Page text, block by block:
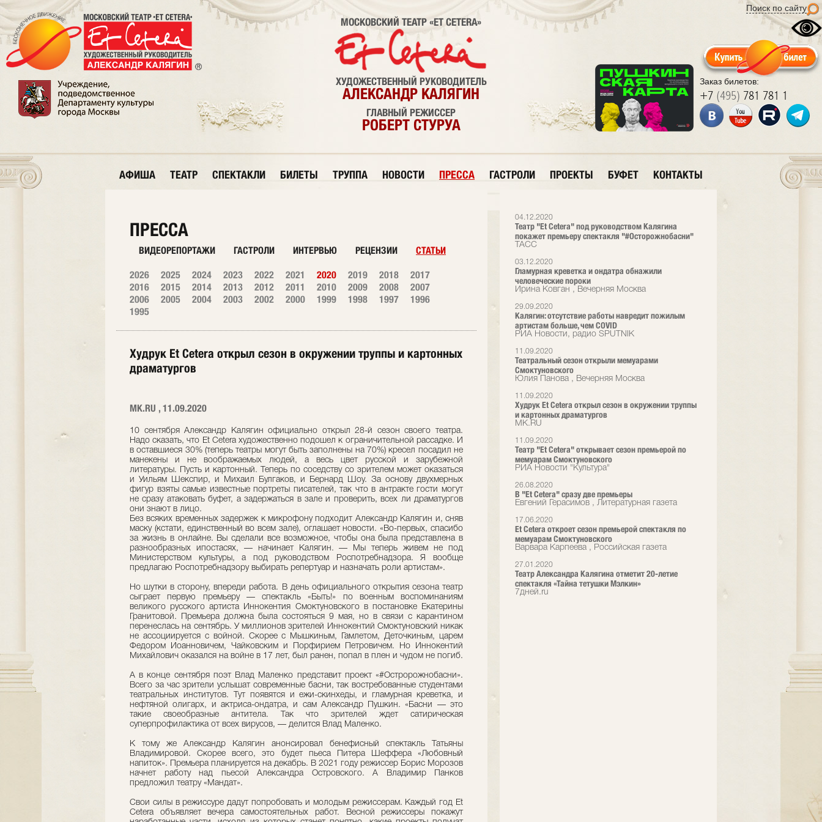
Поиск по сайту
Заказ билетов:
+7 (495) 781 781 1
МОСКОВСКИЙ ТЕАТР «ET CETERA»
ХУДОЖЕСТВЕННЫЙ РУКОВОДИТЕЛЬ
АЛЕКСАНДР КАЛЯГИН
ГЛАВНЫЙ РЕЖИССЕР
РОБЕРТ СТУРУА
АФИША ТЕАТР СПЕКТАКЛИ БИЛЕТЫ ТРУППА НОВОСТИ ПРЕССА ГАСТРОЛИ ПРОЕКТЫ БУФЕТ КОНТАКТЫ
04.12.2020
Театр "Et Cetera" под руководством Калягина
покажет премьеру спектакля "#Осторожнобасни"
ТАСС
03.12.2020
Гламурная креветка и ондатра обнажили
человеческие пороки
Ирина Ковган , Вечерняя Москва
29.09.2020
Калягин: отсутствие работы навредит пожилым
артистам больше, чем COVID
РИА Новости, радио SPUTNIK
11.09.2020
Театральный сезон открыли мемуарами
Смоктуновского
Юлия Панова , Вечерняя Москва
11.09.2020
Худрук Et Cetera открыл сезон в окружении труппы
и картонных драматургов
МК.RU
11.09.2020
Театр "Et Cetera" открывает сезон премьерой по
мемуарам Смоктуновского
РИА Новости "Культура"
26.08.2020
В "Et Cetera" сразу две премьеры
Евгений Герасимов , Литературная газета
17.06.2020
Et Cetera откроет сезон премьерой спектакля по
мемуарам Смоктуновского
Варвара Карпеева , Российская газета
27.01.2020
Театр Александра Калягина отметит 20-летие
спектакля «Тайна тетушки Мэлкин»
7дней.ru
ПРЕССА
ВИДЕОРЕПОРТАЖИ ГАСТРОЛИ ИНТЕРВЬЮ РЕЦЕНЗИИ СТАТЬИ
2026 2025 2024 2023 2022 2021 2020 2019 2018
2017
2016
2015 2014 2013 2012 2011 2010 2009 2008
2007
2006
2005 2004 2003 2002 2000 1999 1998 1997
1996
1995
Худрук Et Cetera открыл сезон в окружении труппы и картонных
драматургов
МК.RU , 11.09.2020
10 сентября Александр Калягин официально открыл 28-й сезон своего театра.
Надо сказать, что Et Cetera художественно подошел к ограничительной рассадке. И
в оставшиеся 30% (теперь театры могут быть заполнены на 70%) кресел посадил не
манекены и не воображаемых людей, а весь цвет русской и зарубежной
литературы. Пусть и картонный. Теперь по соседству со зрителем может оказаться
и Уильям Шекспир, и Михаил Булгаков, и Бернард Шоу. За основу двухмерных
фигур взяты самые известные портреты писателей, так что в антракте гости могут
не сразу атаковать буфет, а задержаться в зале и проверить, всех ли драматургов
они знают в лицо.
Без всяких временных задержек к микрофону подходит Александр Калягин и, сняв
маску (кстати, единственный во всем зале), оглашает новости. «Во-первых, спасибо
за жизнь в онлайне. Вы сделали все возможное, чтобы она была представлена в
разнообразных ипостасях, — начинает Калягин. — Мы теперь живем не под
Министерством культуры, а под руководством Роспотребнадзора. Я вообще
предлагаю Роспотребнадзору выбирать репертуар и назначать роли артистам».
Но шутки в сторону, впереди работа. В день официального открытия сезона театр
сыграет первую премьеру — спектакль «Быть!» по военным воспоминаниям
великого русского артиста Иннокентия Смоктуновского в постановке Екатерины
Гранитовой. Премьера должна была состояться 9 мая, но в связи с карантином
перенеслась на сентябрь. У миллионов зрителей Иннокентий Смоктуновский никак
не ассоциируется с войной. Скорее с Мышкиным, Гамлетом, Деточкиным, царем
Федором Иоанновичем, Чайковским и Порфирием Петровичем. Но Иннокентий
Михайлович оказался на войне в 17 лет, был ранен, попал в плен и чудом не погиб.
А в конце сентября поэт Влад Маленко представит проект «#Остророжнобасни».
Всего за час зрители услышат современные басни, так востребованные студентами
театральных институтов. Тут появятся и ежи-скинхеды, и гламурная креветка, и
нефтяной олигарх, и актриса-ондатра, и сам Александр Пушкин. «Басни — это
такие своеобразные антитела. Так что зрителей ждет сатирическая
суперпрофилактика от всех вирусов, — делится Влад Маленко.
К тому же Александр Калягин анонсировал бенефисный спектакль Татьяны
Владимировой. Скорее всего, это будет пьеса Питера Шеффера «Любовный
напиток». Премьера планируется на декабрь. В 2021 году режиссер Борис Морозов
начнет работу над пьесой Александра Островского. А Владимир Панков
предложил театру «Мандат».
Свои силы в режиссуре дадут попробовать и молодым режиссерам. Каждый год Et
Cetera объявляет вечера самостоятельных работ. Весной режиссеры покажут